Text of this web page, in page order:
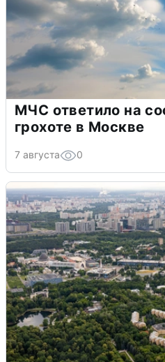
МЧС ответило на
грохоте в Москве
7 августа 0